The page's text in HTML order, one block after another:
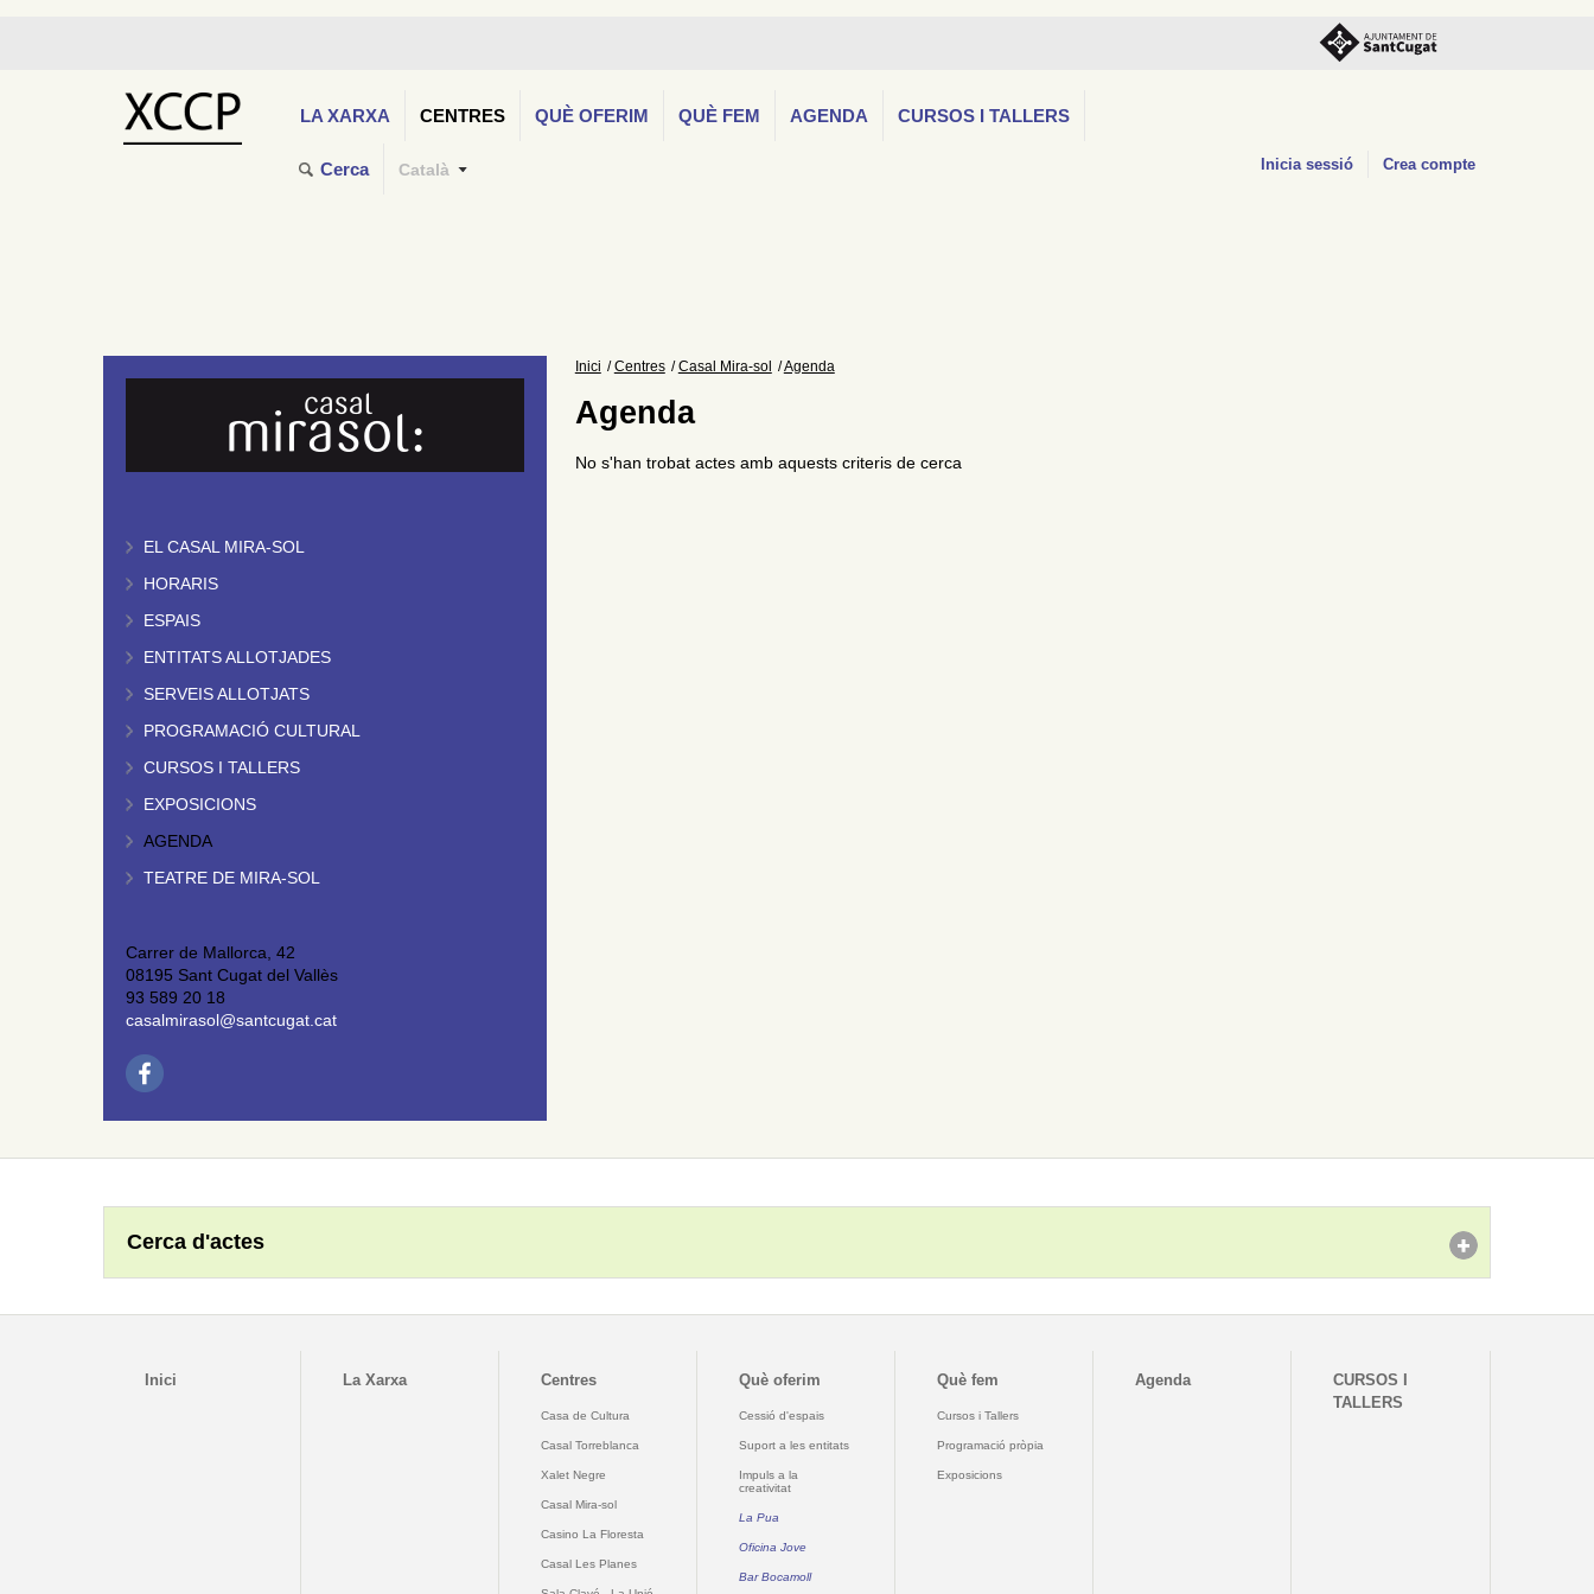
LA XARXA CENTRES QUÈ OFERIM QUÈ FEM AGENDA CURSOS I TALLERS
Cerca Català Inicia sessió Crea compte
EL CASAL MIRA-SOL
HORARIS
ESPAIS
ENTITATS ALLOTJADES
SERVEIS ALLOTJATS
PROGRAMACIÓ CULTURAL
CURSOS I TALLERS
EXPOSICIONS
AGENDA
TEATRE DE MIRA-SOL
Carrer de Mallorca, 42
08195 Sant Cugat del Vallès
93 589 20 18
casalmirasol@santcugat.cat
Inici Centres Casal Mira-sol Agenda
Agenda
No s'han trobat actes amb aquests criteris de cerca
Cerca d'actes
Inici La Xarxa Centres
Casa de Cultura
Casal Torreblanca
Xalet Negre
Casal Mira-sol
Casino La Floresta
Casal Les Planes
Què oferim
Cessió d'espais
Suport a les entitats
Impuls a la
creativitat
La Pua
Oficina Jove
Bar Bocamoll
Què fem
Cursos i Tallers
Programació pròpia
Exposicions
Agenda
CURSOS I
TALLERS